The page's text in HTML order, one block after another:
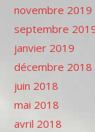
novembre 2019
septembre
janvier 2019
décembre 2018
juin 2018
mai 2018
avril 2018